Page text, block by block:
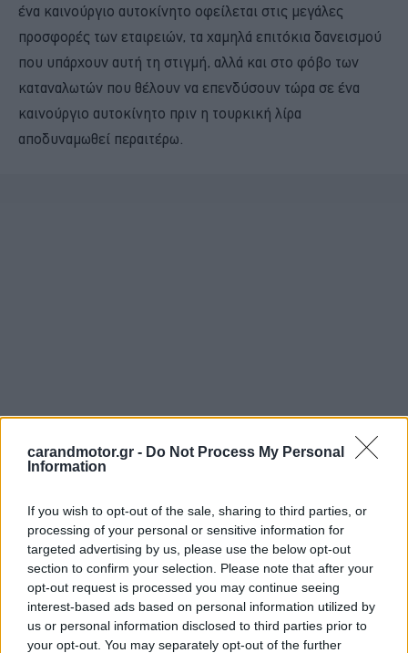
carandmotor.gr - Do Not Process My Personal
Information
If you wish to opt-out of the sale, sharing to third parties, or
processing of your personal or sensitive information for
targeted advertising by us, please use the below opt-out
section to confirm your selection. Please note that after your
opt-out request is processed you may continue seeing
interest-based ads based on personal information utilized by
us or personal information disclosed to third parties prior to
your opt-out. You may separately opt-out of the further
ένα καινούργιο αυτοκίνητο οφείλεται στις μεγάλες
προσφορές των εταιρειών, τα χαμηλά επιτόκια δανεισμού
που υπάρχουν αυτή τη στιγμή, αλλά και στο φόβο των
καταναλωτών που θέλουν να επενδύσουν τώρα σε ένα
καινούργιο αυτοκίνητο πριν η τουρκική λίρα
αποδυναμωθεί περαιτέρω.